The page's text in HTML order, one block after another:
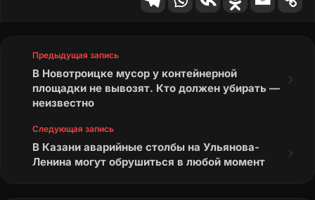
Предыдущая запись
В Новотроицке мусор у контейнерной
площадки не вывозят. Кто должен убирать —
неизвестно
Следующая запись
В Казани аварийные столбы на Ульянова-
Ленина могут обрушиться в любой момент